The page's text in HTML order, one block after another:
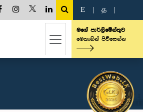
E த
මගේ පාර්ලිමේන්තුව
මෙතැනින් පිවිසෙන්න